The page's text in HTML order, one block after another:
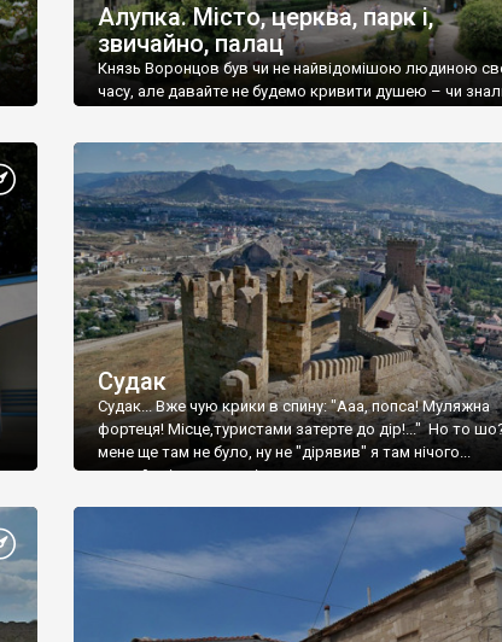
Алупка. Місто, церква, парк і,
звичайно, палац
Князь Воронцов був чи не найвідомішою людиною
часу, але давайте не будемо кривити душею – чи
Судак
Судак... Вже чую крики в спину: "Ааа, попса! Муляжна
фортеця! Місце,туристами затерте до дір!..." Но то
мене ще там не було, ну не "дірявив" я там нічого...
принаймні до цього літа.